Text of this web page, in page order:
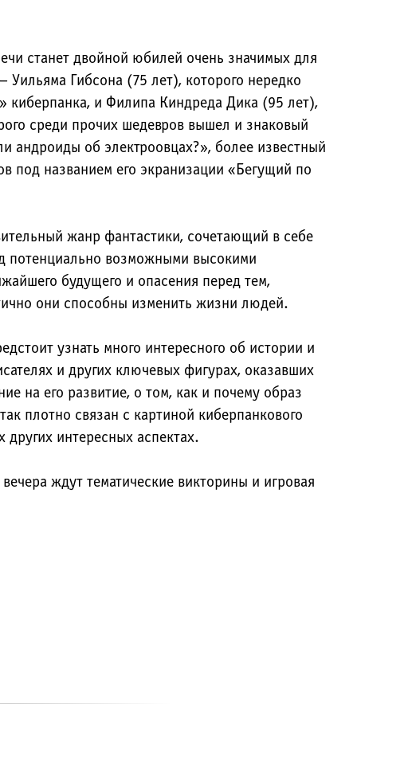
станет двойной юбилей очень значимых для
Уильяма Гибсона (75 лет), которого нередко
киберпанка, и Филипа Киндреда Дика (95 лет),
среди прочих шедевров вышел и знаковый
андроиды об электроовцах?», более известный
под названием его экранизации «Бегущий по
жанр фантастики, сочетающий в себе
потенциально возможными высокими
будущего и опасения перед тем,
они способны изменить жизни людей.
узнать много интересного об истории и
и других ключевых фигурах, оказавших
на его развитие, о том, как и почему образ
плотно связан с картиной киберпанкового
других интересных аспектах.
вечера ждут тематические викторины и игровая